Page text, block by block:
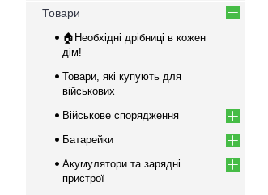
Товари
🏠Необхідні дрібниці в кожен
дім!
Товари, які купують для
військових
Військове спорядження
Батарейки
Акумулятори та зарядні
пристрої